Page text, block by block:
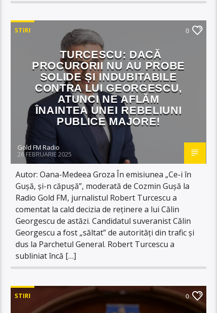
STIRI 0
TURCESCU: DACĂ
PROCURORII NU AU PROBE
SOLIDE ȘI INDUBITABILE
CONTRA LUI GEORGESCU,
ATUNCI NE AFLĂM
ÎNAINTEA UNEI REBELIUNI
PUBLICE MAJORE!
Gold FM Radio
26 FEBRUARIE 2025
Autor: Oana-Medeea Groza În emisiunea „Ce-i în
Gușă, și-n căpușă”, moderată de Cozmin Gușă la
Radio Gold FM, jurnalistul Robert Turcescu a
comentat la cald decizia de reținere a lui Călin
Georgescu de astăzi. Candidatul suveranist Călin
Georgescu a fost „săltat” de autorități din trafic și
dus la Parchetul General. Robert Turcescu a
subliniat încă […]
STIRI 0